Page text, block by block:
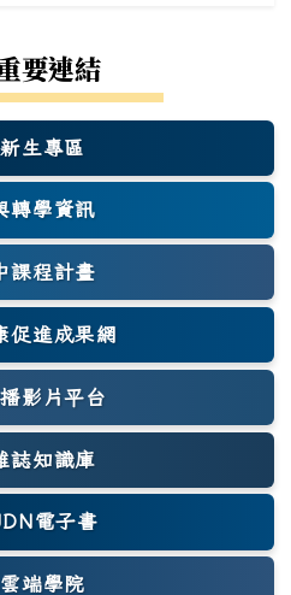
要連結
生專區
(另開新視窗)
轉學資訊
課程計畫
促進成果網
(另開新視窗)
影片平台
誌知識庫
(另開新視窗)
電子書
端學院